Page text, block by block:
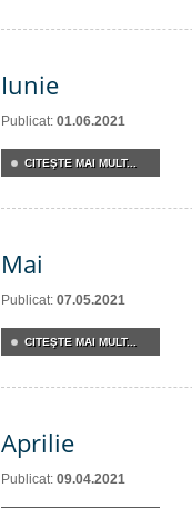
Iunie
Publicat: 01.06.2021
CITEŞTE MAI MULT...
Mai
Publicat: 07.05.2021
CITEŞTE MAI MULT...
Aprilie
Publicat: 09.04.2021